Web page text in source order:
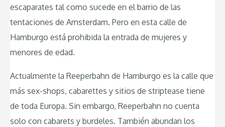
escaparates tal como sucede en el barrio de las
tentaciones de Amsterdam. Pero en esta calle de
Hamburgo está prohibida la entrada de mujeres y
menores de edad.
Actualmente la Reeperbahn de Hamburgo es la calle que
más sex-shops, cabarettes y sitios de striptease tiene
de toda Europa. Sin embargo, Reeperbahn no cuenta
solo con cabarets y burdeles. También abundan los